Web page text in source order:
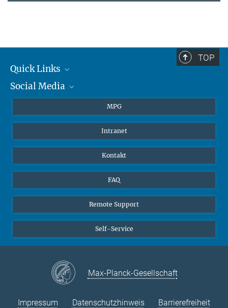
TOP
Quick Links
Journalisten
Social Media
Instagram
YouTube
MPG
Intranet
Kontakt
FAQ
Remote Support
Self-Service
Max-Planck-Gesellschaft
Impressum Datenschutzhinweis Barrierefreiheit